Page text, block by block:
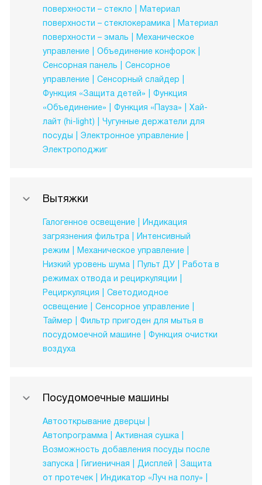
поверхности – стекло
Материал
поверхности – стеклокерамика
Материал
поверхности – эмаль
Механическое
управление
Объединение конфорок
Сенсорная панель
Сенсорное
управление
Сенсорный слайдер
Функция «Защита детей»
Функция
«Объединение»
Функция «Пауза»
Хай-
лайт (hi-light)
Чугунные держатели для
посуды
Электронное управление
Электроподжиг
Вытяжки
Галогенное освещение
Индикация
загрязнения фильтра
Интенсивный
режим
Механическое управление
Низкий уровень шума
Пульт ДУ
Работа в
режимах отвода и рециркуляции
Рециркуляция
Светодиодное
освещение
Сенсорное управление
Таймер
Фильтр пригоден для мытья в
посудомоечной машине
Функция очистки
воздуха
Посудомоечные машины
Автооткрывание дверцы
Автопрограмма
Активная сушка
Возможность добавления посуды после
запуска
Гигиеничная Дисплей
Защита
от протечек
Индикатор «Луч на полу»